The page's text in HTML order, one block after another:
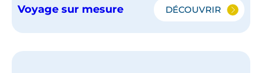
Voyage sur mesure DÉCOUVRIR
ESCAPADE